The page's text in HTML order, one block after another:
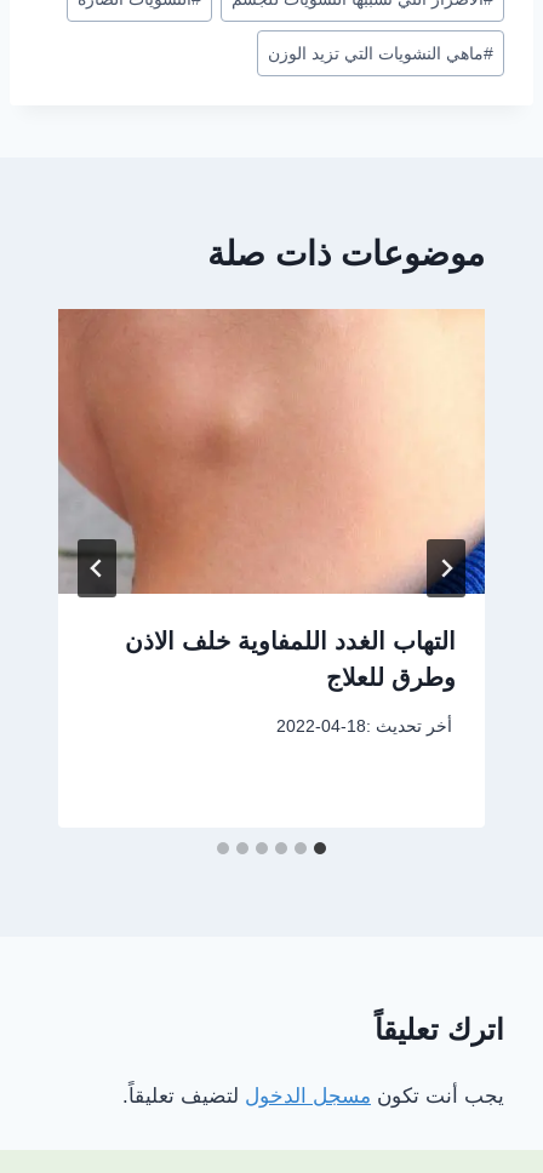
المقال:
#ماهي النشويات التي تزيد الوزن
موضوعات ذات صلة
التهاب الغدد اللمفاوية خلف الاذن
وطرق للعلاج
أخر تحديث :2022-04-18
اترك تعليقاً
يجب أنت تكون مسجل الدخول لتضيف تعليقاً.